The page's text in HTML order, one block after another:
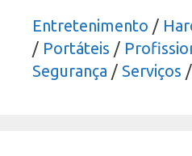
Entretenimento /
/ Portáteis /
Segurança / Serviços /